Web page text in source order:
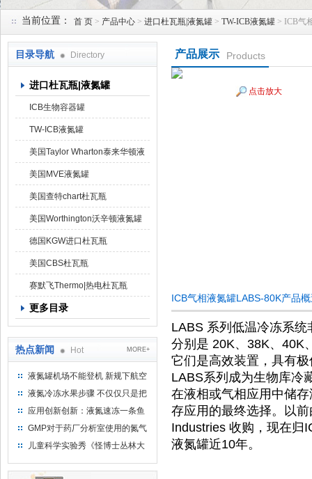
上海京工实业有限公司
当前位置： 首 页 > 产品中心 > 进口杜瓦瓶|液氮罐 > TW-ICB液氮罐 > ICB气
目录导航 Directory
进口杜瓦瓶|液氮罐
ICB生物容器罐
TW-ICB液氮罐
美国Taylor Wharton泰来华顿液
氮罐
美国MVE液氮罐
美国查特chart杜瓦瓶
美国Worthington沃辛顿液氮罐
德国KGW进口杜瓦瓶
美国CBS杜瓦瓶
赛默飞Thermo|热电杜瓦瓶
更多目录
热点新闻 Hot MORE+
液氮罐机场不能登机 新规下航空
运输罐能否上飞机
液氮冷冻水果步骤 不仅仅只是把
水果扔到液氮中
应用创新创新：液氮速冻一条鱼
只需15分钟 保持活鲜一整年
GMP对于药厂分析室使用的氮气
钢瓶存放标准
儿童科学实验秀《怪博士丛林大
及
产品展示 Products
点击放大
ICB气相液氮罐LABS-80K产品
LABS 系列低温冷冻系
分别是 20K、38K、40K
它们是高效装置，具有
LABS系列成为生物库冷
在液相或气相应用中储
存应用的最终选择。以
Industries 收购，现在归
液氮罐近10年。